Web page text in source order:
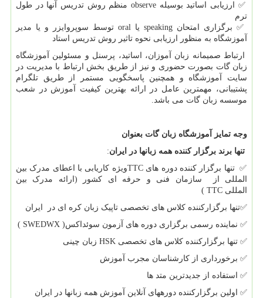
✅ ارزیابی اساتید بوسیله observe منظم روش تدریس آنها در طول
ترم
✅ برگزاری امتحان speaking یا oral توسط سوپروایزر و یا مدیر
آموزشگاه به منظور ارزیابی نحوه تاثیر روش تدریس استاد
ارتباط صمیمانه زبان آموزان، اساتید، پرسنل و مسئولین آموزشگاه
زبان گات بصورت حضوری و نیز از طریق بخش ارتباط با مدیریت در
سایت آموزشگاه و همچنین پاسخگویی مستمر از طریق تلگرام
پشتیبانی، مهمترین عامل در ارائه بهترین کیفیت آموزش در شعب
موسسه زبان گات می باشد.
وجه تمایز آموزشگاه زبان گات بعنوان
تنها برند برگزار کننده همه زبانها در ایران:
✅تنها برگزار کننده دوره های TTCویژه کاریابی با اعطای مدرک بین
المللی از سازمان فنی و حرفه ای کشور (ارائه مدرک بین
المللی TTC
)
✅تنها برگزارکننده کلاس های تخصصی تاپیک زبان کره ای در ایران
✅ نماینده رسمی برگزاری دوره های آزمون سوئداکس( SWEDWX
)
✅ تنها برگزارکننده کلاس های تخصصی HSK زبان چینی
✅ برخورداری از کارشناسان مجرب آموزش
✅ استفاده از جدیدترین متد ها
✅ اولین برگزارکننده دوره­های آنلاین آموزش همه زبانها در ایران